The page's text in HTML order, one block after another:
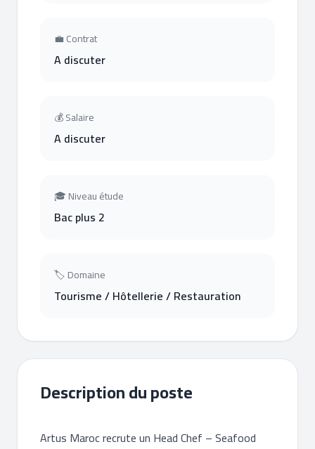
💼 Contrat
A discuter
💰 Salaire
A discuter
🎓 Niveau étude
Bac plus 2
🏷 Domaine
Tourisme / Hôtellerie / Restauration
Description du poste
Artus Maroc recrute un Head Chef – Seafood